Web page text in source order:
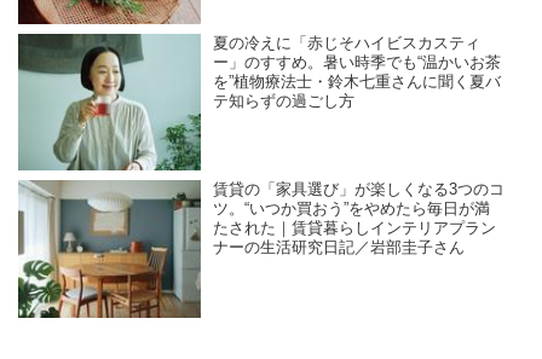
夏の冷えに「赤じそハイビスカスティ
ー」のすすめ。暑い時季でも“温かいお茶
を”植物療法士・鈴木七重さんに聞く夏バ
テ知らずの過ごし方
賃貸の「家具選び」が楽しくなる3つのコ
ツ。“いつか買おう”をやめたら毎日が満
たされた｜賃貸暮らしインテリアプラン
ナーの生活研究日記／岩部圭子さん